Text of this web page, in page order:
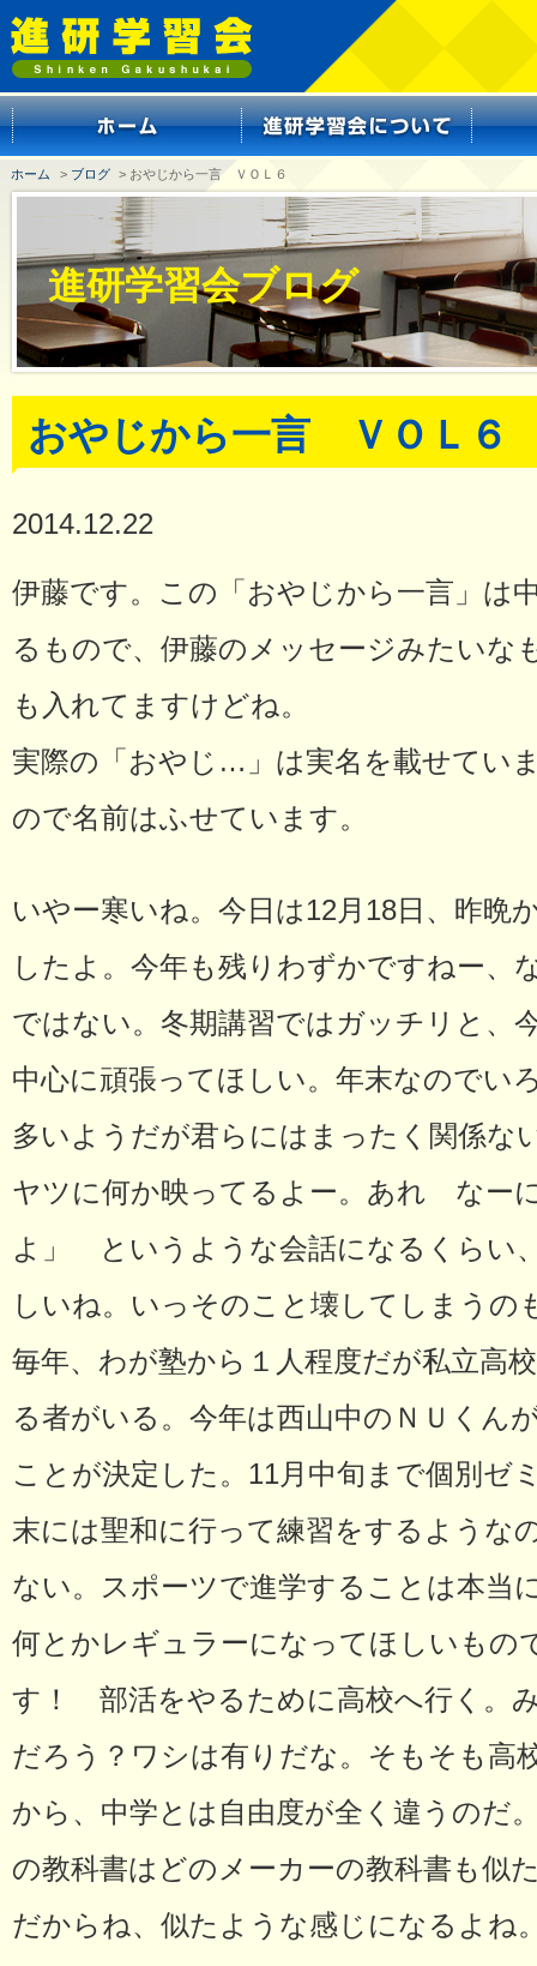
ホーム > ブログ > おやじから一言 ＶＯＬ６
進研学習会ブログ
おやじから一言 ＶＯＬ６
2014.12.22
伊藤です。この「おやじから一言」は
るもので、伊藤のメッセージみたいな
も入れてますけどね。
実際の「おやじ…」は実名を載せてい
ので名前はふせています。
いやー寒いね。今日は12月18日、昨晩
したよ。今年も残りわずかですねー、
ではない。冬期講習ではガッチリと、
中心に頑張ってほしい。年末なのでい
多いようだが君らにはまったく関係な
ヤツに何か映ってるよー。あれ なー
よ」 というような会話になるくらい
しいね。いっそのこと壊してしまうの
毎年、わが塾から１人程度だが私立高
る者がいる。今年は西山中のＮＵくん
ことが決定した。11月中旬まで個別ゼ
末には聖和に行って練習をするような
ない。スポーツで進学することは本当
何とかレギュラーになってほしいもの
す！ 部活をやるために高校へ行く。
だろう？ワシは有りだな。そもそも高
から、中学とは自由度が全く違うのだ
の教科書はどのメーカーの教科書も似
だからね、似たような感じになるよね